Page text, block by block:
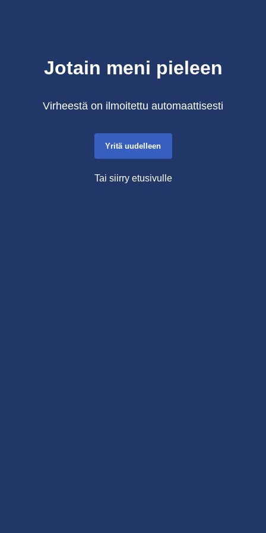
Jotain meni pieleen
Virheestä on ilmoitettu automaattisesti
Yritä uudelleen
Tai siirry etusivulle